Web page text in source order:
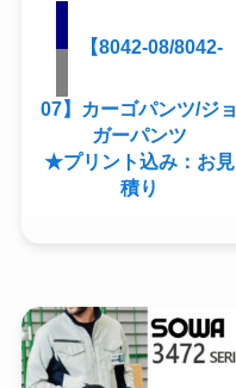
【8042-08/8042-
07】カーゴパンツ/ジョ
ガーパンツ
★プリント込み：お見
積り